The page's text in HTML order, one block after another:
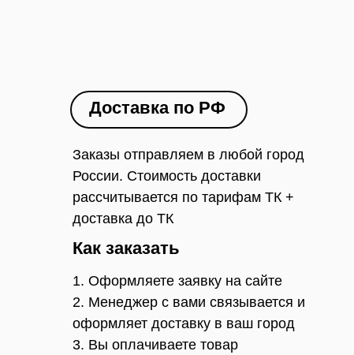
Как заказать
Доставка по РФ
Заказы отправляем в любой город
России. Стоимость доставки
рассчитывается по тарифам ТК +
доставка до ТК
1. Оформляете заявку на сайте
2. Менеджер с вами связывается и
оформляет доставку в ваш город
3. Вы оплачиваете товар